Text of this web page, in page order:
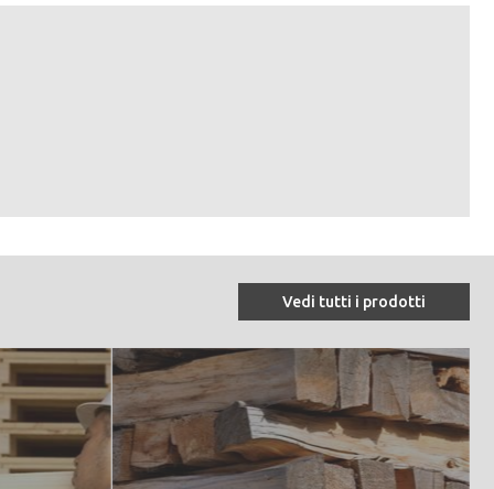
Vedi tutti i prodotti